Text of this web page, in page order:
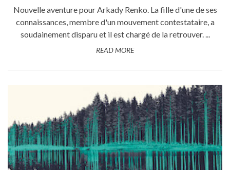
Nouvelle aventure pour Arkady Renko. La fille d'une de ses
connaissances, membre d'un mouvement contestataire, a
soudainement disparu et il est chargé de la retrouver. ...
READ MORE